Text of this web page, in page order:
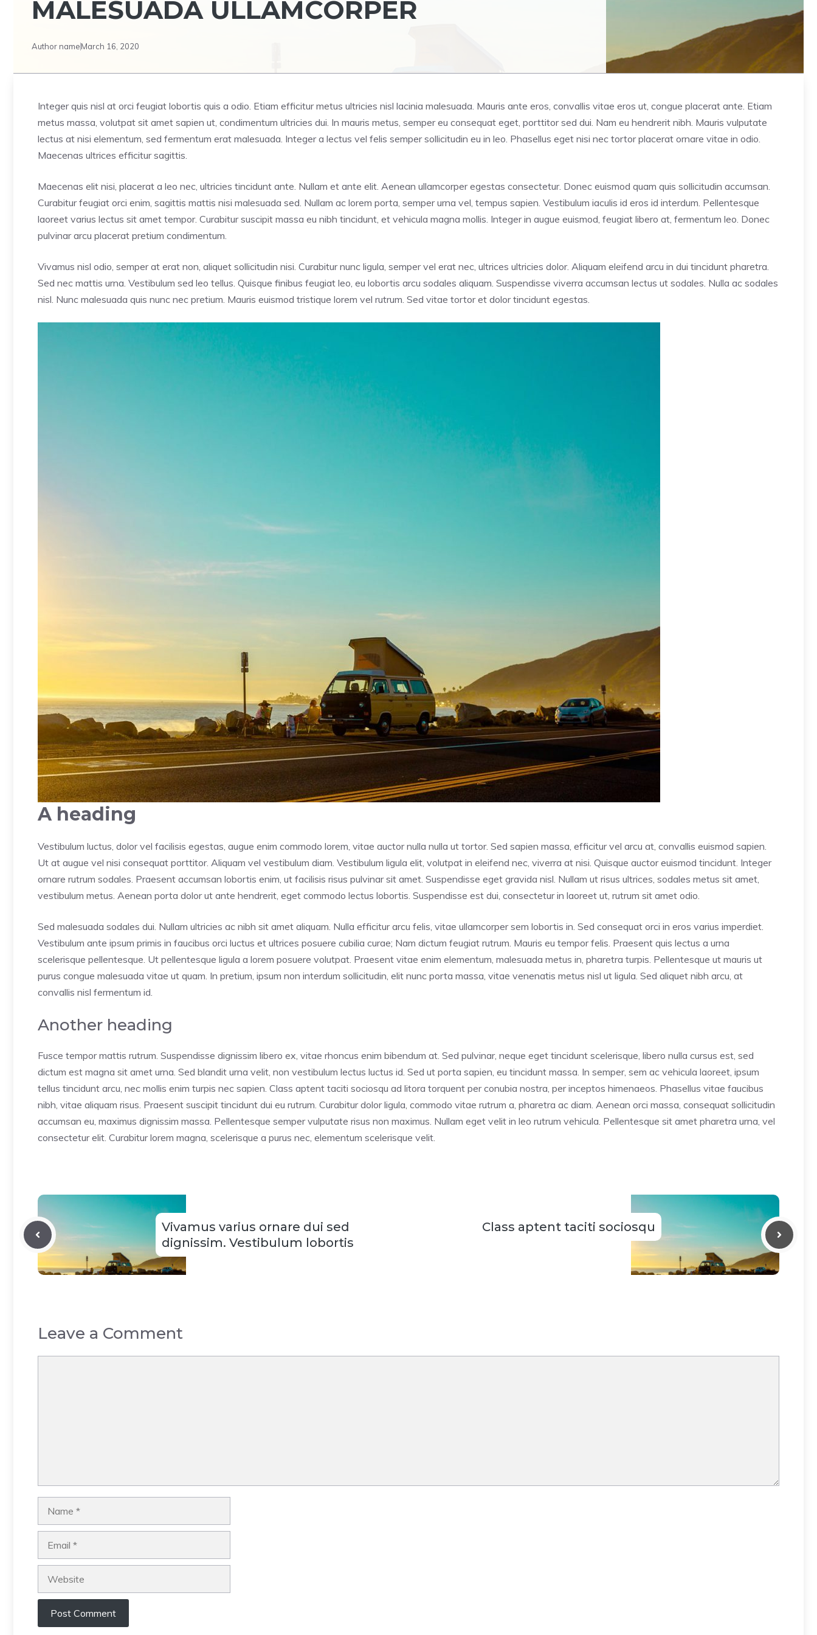
MALESUADA ULLAMCORPER
Author nameMarch 16, 2020
Integer quis nisl at orci feugiat lobortis quis a odio. Etiam efficitur metus ultricies nisl lacinia malesuada. Mauris ante eros, convallis vitae eros ut, congue placerat ante. Etiam
metus massa, volutpat sit amet sapien ut, condimentum ultricies dui. In mauris metus, semper eu consequat eget, porttitor sed dui. Nam eu hendrerit nibh. Mauris vulputate
lectus at nisi elementum, sed fermentum erat malesuada. Integer a lectus vel felis semper sollicitudin eu in leo. Phasellus eget nisi nec tortor placerat ornare vitae in odio.
Maecenas ultrices efficitur sagittis.
Maecenas elit nisi, placerat a leo nec, ultricies tincidunt ante. Nullam et ante elit. Aenean ullamcorper egestas consectetur. Donec euismod quam quis sollicitudin accumsan.
Curabitur feugiat orci enim, sagittis mattis nisi malesuada sed. Nullam ac lorem porta, semper urna vel, tempus sapien. Vestibulum iaculis id eros id interdum. Pellentesque
laoreet varius lectus sit amet tempor. Curabitur suscipit massa eu nibh tincidunt, et vehicula magna mollis. Integer in augue euismod, feugiat libero at, fermentum leo. Donec
pulvinar arcu placerat pretium condimentum.
Vivamus nisl odio, semper at erat non, aliquet sollicitudin nisi. Curabitur nunc ligula, semper vel erat nec, ultrices ultricies dolor. Aliquam eleifend arcu in dui tincidunt pharetra.
Sed nec mattis urna. Vestibulum sed leo tellus. Quisque finibus feugiat leo, eu lobortis arcu sodales aliquam. Suspendisse viverra accumsan lectus ut sodales. Nulla ac sodales
nisl. Nunc malesuada quis nunc nec pretium. Mauris euismod tristique lorem vel rutrum. Sed vitae tortor et dolor tincidunt egestas.
A heading
Vestibulum luctus, dolor vel facilisis egestas, augue enim commodo lorem, vitae auctor nulla nulla ut tortor. Sed sapien massa, efficitur vel arcu at, convallis euismod sapien.
Ut at augue vel nisi consequat porttitor. Aliquam vel vestibulum diam. Vestibulum ligula elit, volutpat in eleifend nec, viverra at nisi. Quisque auctor euismod tincidunt. Integer
ornare rutrum sodales. Praesent accumsan lobortis enim, ut facilisis risus pulvinar sit amet. Suspendisse eget gravida nisl. Nullam ut risus ultrices, sodales metus sit amet,
vestibulum metus. Aenean porta dolor ut ante hendrerit, eget commodo lectus lobortis. Suspendisse est dui, consectetur in laoreet ut, rutrum sit amet odio.
Sed malesuada sodales dui. Nullam ultricies ac nibh sit amet aliquam. Nulla efficitur arcu felis, vitae ullamcorper sem lobortis in. Sed consequat orci in eros varius imperdiet.
Vestibulum ante ipsum primis in faucibus orci luctus et ultrices posuere cubilia curae; Nam dictum feugiat rutrum. Mauris eu tempor felis. Praesent quis lectus a urna
scelerisque pellentesque. Ut pellentesque ligula a lorem posuere volutpat. Praesent vitae enim elementum, malesuada metus in, pharetra turpis. Pellentesque ut mauris ut
purus congue malesuada vitae ut quam. In pretium, ipsum non interdum sollicitudin, elit nunc porta massa, vitae venenatis metus nisl ut ligula. Sed aliquet nibh arcu, at
convallis nisl fermentum id.
Another heading
Fusce tempor mattis rutrum. Suspendisse dignissim libero ex, vitae rhoncus enim bibendum at. Sed pulvinar, neque eget tincidunt scelerisque, libero nulla cursus est, sed
dictum est magna sit amet urna. Sed blandit urna velit, non vestibulum lectus luctus id. Sed ut porta sapien, eu tincidunt massa. In semper, sem ac vehicula laoreet, ipsum
tellus tincidunt arcu, nec mollis enim turpis nec sapien. Class aptent taciti sociosqu ad litora torquent per conubia nostra, per inceptos himenaeos. Phasellus vitae faucibus
nibh, vitae aliquam risus. Praesent suscipit tincidunt dui eu rutrum. Curabitur dolor ligula, commodo vitae rutrum a, pharetra ac diam. Aenean orci massa, consequat sollicitudin
accumsan eu, maximus dignissim massa. Pellentesque semper vulputate risus non maximus. Nullam eget velit in leo rutrum vehicula. Pellentesque sit amet pharetra urna, vel
consectetur elit. Curabitur lorem magna, scelerisque a purus nec, elementum scelerisque velit.
Vivamus varius ornare dui sed
dignissim. Vestibulum lobortis
Class aptent taciti sociosqu
Leave a Comment